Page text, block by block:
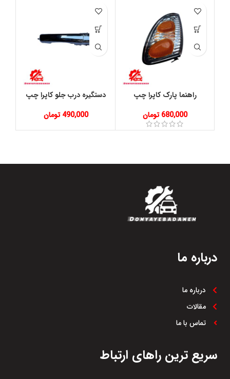
راهنما پارک کاپرا چپ
680,000 تومان
دستگیره درب جلو کاپرا چپ
490,000 تومان
درباره ما
درباره ما
مقالات
تماس با ما
سریع ترین راهای ارتباط